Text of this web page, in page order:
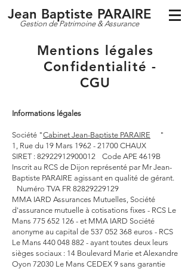
Jean Baptiste PARAIRE
Gestion de Patrimoine & Assurance
Mentions légales
Confidentialité -
CGU
Informations légales
Société "Cabinet Jean-Baptiste PARAIRE "
1, Rue du 19 Mars 1962 - 21700 CHAUX
SIRET : 82922912900012 Code APE 4619B
Inscrit au RCS de Dijon représenté par Mr Jean-
Baptiste PARAIRE agissant en qualité de gérant.
Numéro TVA FR 82829229129
MMA IARD Assurances Mutuelles, Société
d'assurance mutuelle à cotisations fixes - RCS Le
Mans 775 652 126 - et MMA IARD Société
anonyme au capital de 537 052 368 euros - RCS
Le Mans 440 048 882 - ayant toutes deux leurs
sièges sociaux : 14 Boulevard Marie et Alexandre
Oyon 72030 Le Mans CEDEX 9 sans garantie